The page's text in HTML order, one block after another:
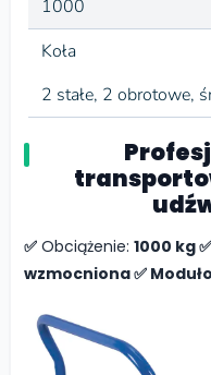
1000
Koła
2 stałe, 2 obrotowe,
✅ Obciążenie: 1000 kg ✅
wzmocniona ✅